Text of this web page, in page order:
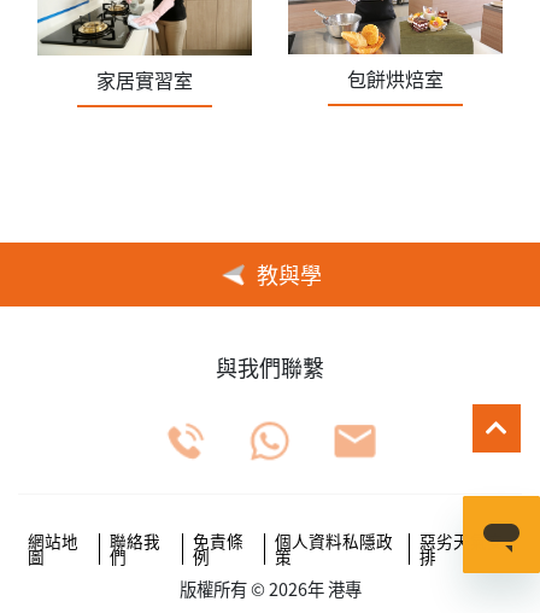
家居實習室 包餅烘焙室
教與學
與我們聯繫
網站地
圖
聯絡我
們
免責條
例
個人資料私隱政
策
惡劣天氣安
排
版權所有 © 2026年 港專